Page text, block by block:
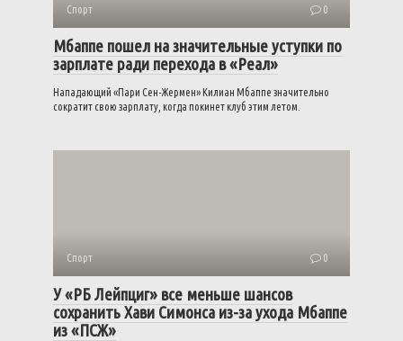
Спорт 0
Мбаппе пошел на значительные уступки по
зарплате ради перехода в «Реал»
Нападающий «Пари Сен-Жермен» Килиан Мбаппе значительно
сократит свою зарплату, когда покинет клуб этим летом.
Спорт 0
У «РБ Лейпциг» все меньше шансов
сохранить Хави Симонса из-за ухода Мбаппе
из «ПСЖ»